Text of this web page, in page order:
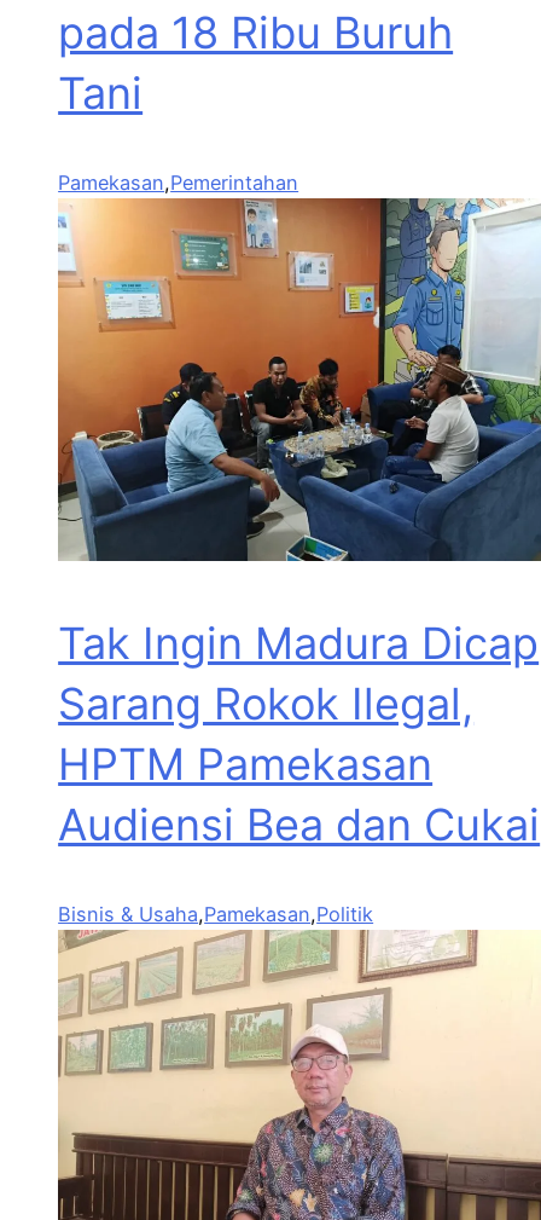
pada 18 Ribu Buruh
Tani
Pamekasan,Pemerintahan
Tak Ingin Madura Dicap
Sarang Rokok Ilegal,
HPTM Pamekasan
Audiensi Bea dan Cukai
Bisnis & Usaha,Pamekasan,Politik